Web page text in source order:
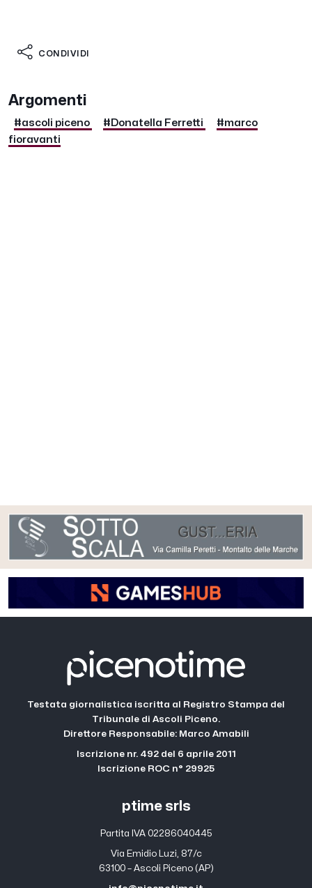
CONDIVIDI
Argomenti
#ascoli piceno #Donatella Ferretti
#marco
fioravanti
Testata giornalistica iscritta al Registro Stampa del
Tribunale di Ascoli Piceno.
Direttore Responsabile: Marco Amabili
Iscrizione nr. 492 del 6 aprile 2011
Iscrizione ROC n° 29925
ptime srls
Partita IVA 02286040445
Via Emidio Luzi, 87/c
63100 – Ascoli Piceno (AP)